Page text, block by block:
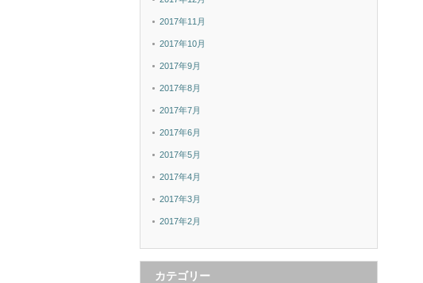
2017年11月
2017年10月
2017年9月
2017年8月
2017年7月
2017年6月
2017年5月
2017年4月
2017年3月
2017年2月
カテゴリー